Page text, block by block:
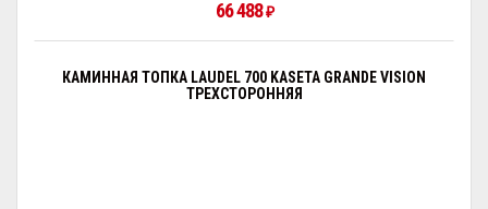
66 488 ₽
КАМИННАЯ ТОПКА LAUDEL 700 KASETA GRANDE VISION
ТРЕХСТОРОННЯЯ